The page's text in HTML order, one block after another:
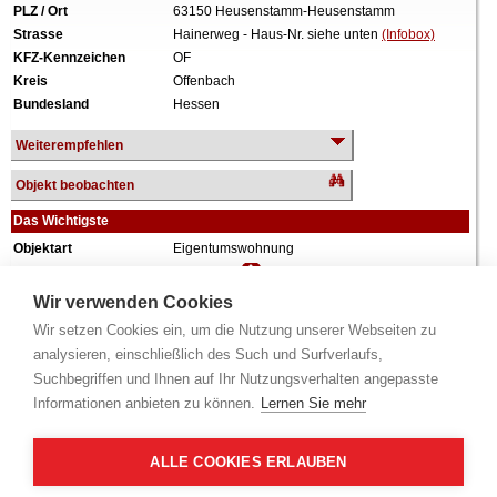
Wir verwenden Cookies
Wir setzen Cookies ein, um die Nutzung unserer Webseiten zu
analysieren, einschließlich des Such und Surfverlaufs,
Suchbegriffen und Ihnen auf Ihr Nutzungsverhalten angepasste
Informationen anbieten zu können. Lernen Sie mehr
ALLE COOKIES ERLAUBEN
PLZ / Ort
63150 Heusenstamm-Heusenstamm
Strasse
Hainerweg - Haus-Nr. siehe unten (Infobox)
KFZ-Kennzeichen
OF
Kreis
Offenbach
Bundesland
Hessen
Weiterempfehlen
Objekt beobachten
Das Wichtigste
Objektart
Eigentumswohnung
Wiederholungstermin
Nein
ca. 1967
Grundstück
Wohnfläche
72 m²
Zimmer
2 Zimmer
Weiteres
Anteil: 1.930/100.000 = 1,93%, Aufteilungsplan
Nr. 51, 4. Obergeschoss, Küche, Diele, Bad,